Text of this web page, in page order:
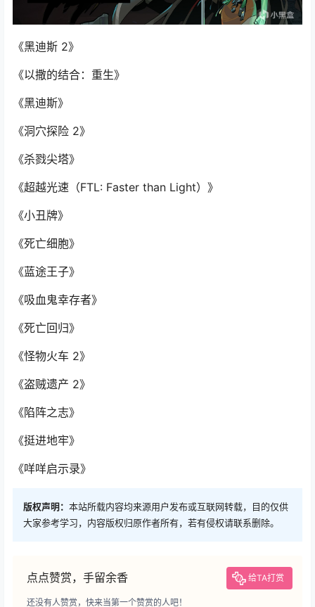
《黑迪斯 2》
《以撒的结合：重生》
《黑迪斯》
《洞穴探险 2》
《杀戮尖塔》
《超越光速（FTL: Faster than Light）》
《小丑牌》
《死亡细胞》
《蓝途王子》
《吸血鬼幸存者》
《死亡回归》
《怪物火车 2》
《盗贼遗产 2》
《陷阵之志》
《挺进地牢》
《咩咩启示录》
版权声明： 本站所载内容均来源用户发布或互联网转载，目的仅供
大家参考学习，内容版权归原作者所有，若有侵权请联系删除。
点点赞赏，手留余香 给TA打赏
还没有人赞赏，快来当第一个赞赏的人吧！